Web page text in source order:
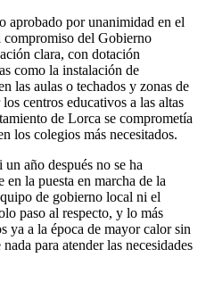
aprobado por unanimidad en el
del Gobierno
clara, con dotación
como la instalación de
las aulas o techados y zonas de
centros educativos a las altas
de Lorca se comprometía
los colegios más necesitados.
un año después no se ha
la puesta en marcha de la
de gobierno local ni el
paso al respecto, y lo más
ya a la época de mayor calor sin
para atender las necesidades